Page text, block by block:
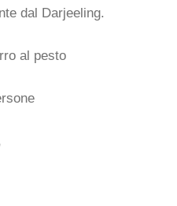
dal Darjeeling.
al pesto